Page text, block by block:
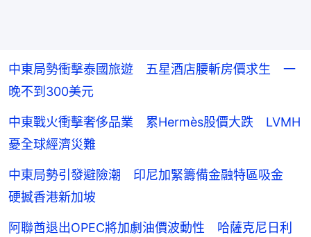
中東局勢衝擊泰國旅遊 五星酒店腰斬房價求生 一
晚不到300美元
中東戰火衝擊奢侈品業 累Hermès股價大跌 LVMH
憂全球經濟災難
中東局勢引發避險潮 印尼加緊籌備金融特區吸金
硬撼香港新加坡
阿聯酋退出OPEC將加劇油價波動性 哈薩克尼日利